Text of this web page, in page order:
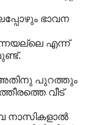
ഭാവന
എന്ന്
പുറത്തും
വീട്
നാസികളാൽ